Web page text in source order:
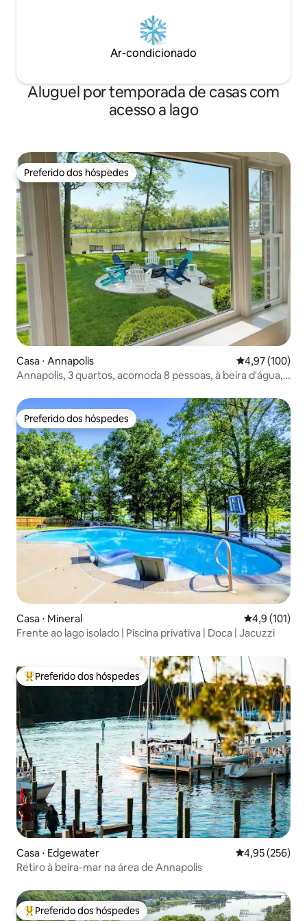
Ar-condicionado
Aluguel por temporada de casas com
acesso a lago
Preferido dos hóspedes
Preferido dos hóspedes
Casa ⋅ Annapolis 4,97 de uma
4,97 (100)
Annapolis, 3 quartos, acomoda 8 pessoas, à beira d'água,
Preferido dos hóspedes
Preferido dos hóspedes
Casa ⋅ Mineral 4,9 de uma
4,9 (101)
Frente ao lago isolado | Piscina privativa | Doca | Jacuzzi
Entre os melhores preferidos dos hóspedes
Preferido dos hóspedes
Casa ⋅ Edgewater 4,95 de uma
4,95 (256)
Retiro à beira-mar na área de Annapolis
Entre os melhores preferidos dos hóspedes
Preferido dos hóspedes